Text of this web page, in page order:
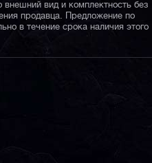
внешний вид и комплектность без
продавца. Предложение по
в течение срока наличия этого